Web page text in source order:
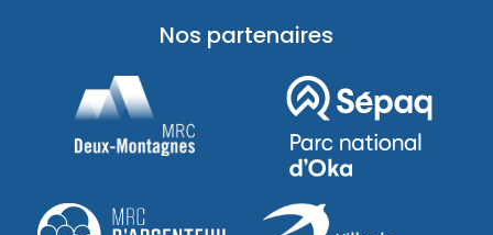
Nos partenaires